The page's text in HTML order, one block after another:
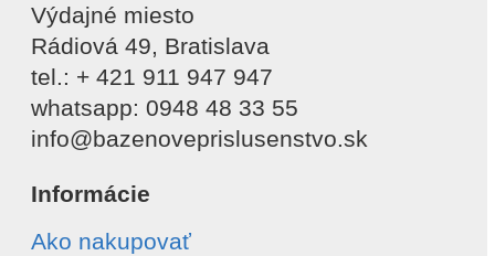
Výdajné miesto
Rádiová 49, Bratislava
tel.: + 421 911 947 947
whatsapp: 0948 48 33 55
info@bazenoveprislusenstvo.sk
Informácie
Ako nakupovať